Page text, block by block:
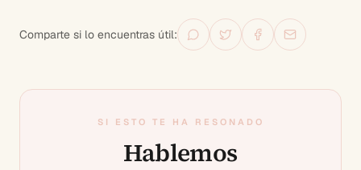
Comparte si lo encuentras útil:
SI ESTO TE HA RESONADO
Hablemos